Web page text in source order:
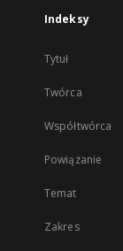
Indeksy
Tytuł
Twórca
Współtwórca
Powiązanie
Temat
Zakres